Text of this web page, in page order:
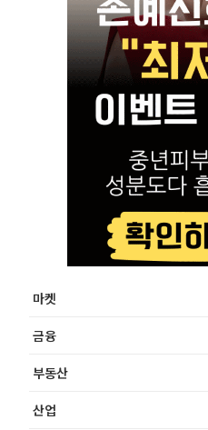
마켓
금융
부동산
산업